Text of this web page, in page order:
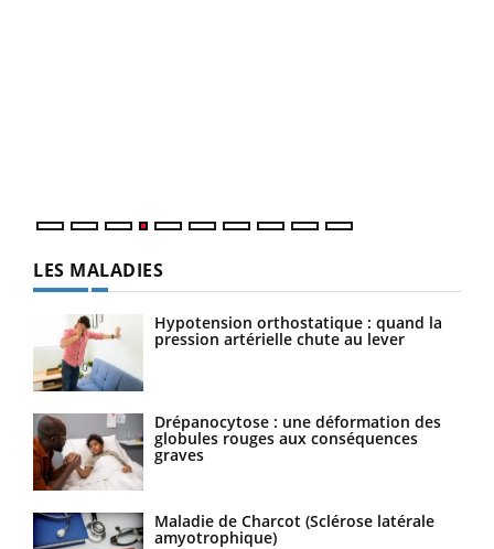
LES MALADIES
Hypotension orthostatique : quand la
pression artérielle chute au lever
Drépanocytose : une déformation des
globules rouges aux conséquences
graves
Maladie de Charcot (Sclérose latérale
amyotrophique)